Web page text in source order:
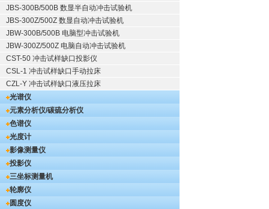
JBS-300B/500B 数显半自动冲击试验机
JBS-300Z/500Z 数显自动冲击试验机
JBW-300B/500B 电脑型冲击试验机
JBW-300Z/500Z 电脑自动冲击试验机
CST-50 冲击试样缺口投影仪
CSL-1 冲击试样缺口手动拉床
CZL-Y 冲击试样缺口液压拉床
光谱仪
元素分析仪/碳硫分析仪
色谱仪
光度计
影像测量仪
投影仪
三坐标测量机
轮廓仪
圆度仪